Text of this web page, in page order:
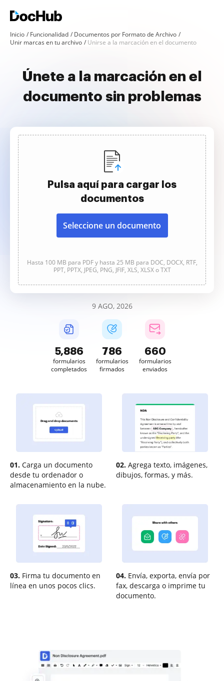
Inicio Funcionalidad
Documentos por Formato de Archivo
Unir marcas en tu archivo
Unirse a la marcación en el documento
Únete a la marcación en el
documento sin problemas
Pulsa aquí para cargar los
documentos
Seleccione un documento
Hasta 100 MB para PDF y hasta 25 MB para DOC, DOCX, RTF,
PPT, PPTX, JPEG, PNG, JFIF, XLS, XLSX o TXT
9 AGO, 2026
5,886
formularios
completados
786
formularios
firmados
660
formularios
enviados
01. Carga un documento
desde tu ordenador o
almacenamiento en la nube.
02. Agrega texto, imágenes,
dibujos, formas, y más.
03. Firma tu documento en
línea en unos pocos clics.
04. Envía, exporta, envía por
fax, descarga o imprime tu
documento.